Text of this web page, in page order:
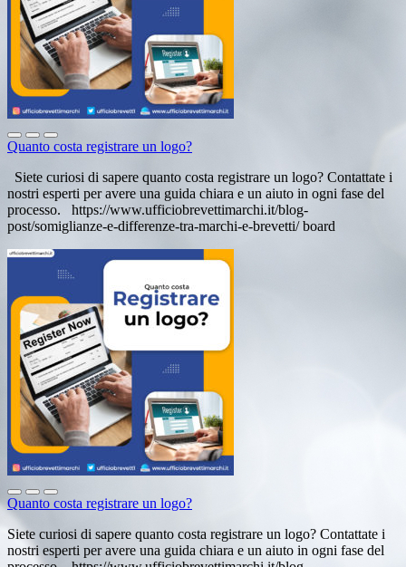
Quanto costa registrare un logo?
Siete curiosi di sapere quanto costa registrare un logo? Contattate i
nostri esperti per avere una guida chiara e un aiuto in ogni fase del
processo. https://www.ufficiobrevettimarchi.it/blog-
post/somiglianze-e-differenze-tra-marchi-e-brevetti/ board
Quanto costa registrare un logo?
Siete curiosi di sapere quanto costa registrare un logo? Contattate i
nostri esperti per avere una guida chiara e un aiuto in ogni fase del